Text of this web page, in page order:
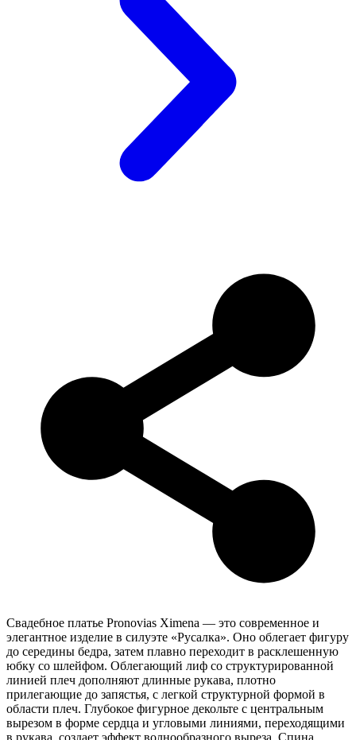
Свадебное платье Pronovias Ximena — это современное и
элегантное изделие в силуэте «Русалка». Оно облегает фигуру
до середины бедра, затем плавно переходит в расклешенную
юбку со шлейфом. Облегающий лиф со структурированной
линией плеч дополняют длинные рукава, плотно
прилегающие до запястья, с легкой структурной формой в
области плеч. Глубокое фигурное декольте с центральным
вырезом в форме сердца и угловыми линиями, переходящими
в рукава, создает эффект волнообразного выреза. Спина